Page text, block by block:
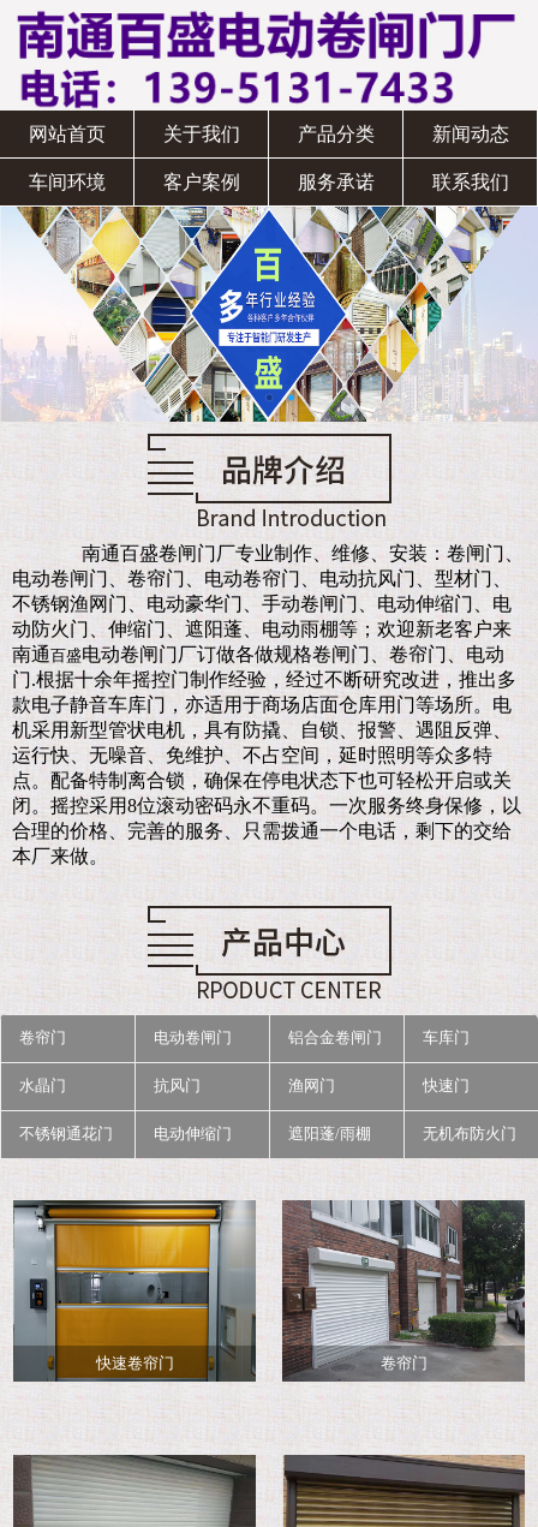
网站首页 关于我们 产品分类 新闻动态
车间环境 客户案例 服务承诺 联系我们
南通百盛卷闸门厂专业制作、维修、安装：卷闸门、
电动卷闸门、卷帘门、电动卷帘门、电动抗风门、型材门、
不锈钢渔网门、电动豪华门、手动卷闸门、电动伸缩门、电
动防火门、伸缩门、遮阳蓬、电动雨棚等；欢迎新老客户来
南通 百盛电动卷闸门厂订做各做规格卷闸门、卷帘门、电动
门.根据十余年摇控门制作经验，经过不断研究改进，推出多
款电子静音车库门，亦适用于商场店面仓库用门等场所。电
机采用新型管状电机，具有防撬、自锁、报警、遇阻反弹、
运行快、无噪音、免维护、不占空间，延时照明等众多特
点。配备特制离合锁，确保在停电状态下也可轻松开启或关
闭。摇控采用8位滚动密码永不重码。一次服务终身保修，以
合理的价格、完善的服务、只需拨通一个电话，剩下的交给
本厂来做。
卷帘门 电动卷闸门 铝合金卷闸门 车库门
水晶门 抗风门 渔网门 快速门
不锈钢通花门 电动伸缩门 遮阳蓬/雨棚 无机布防火门
快速卷帘门 卷帘门